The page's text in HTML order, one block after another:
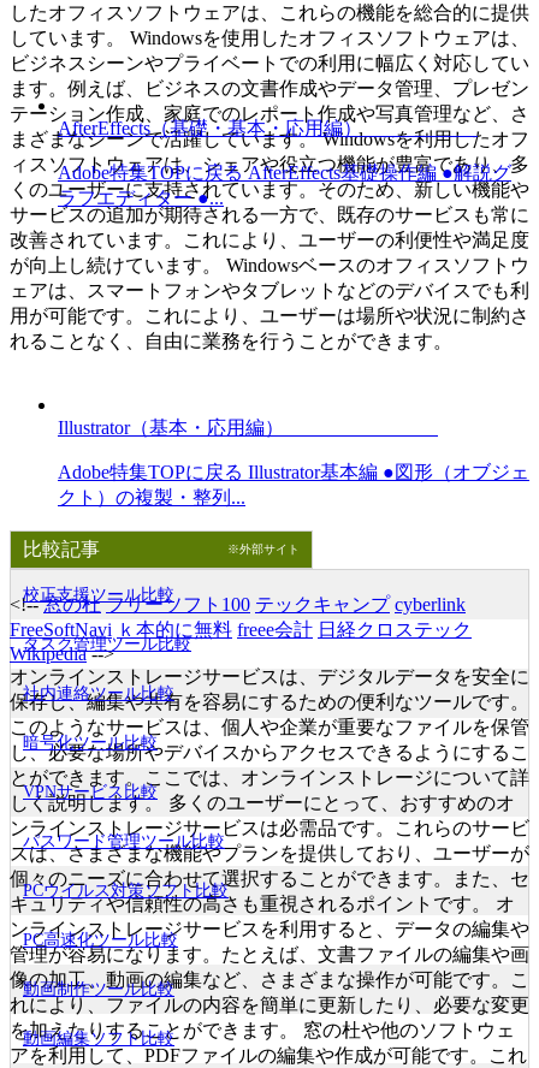
したオフィスソフトウェアは、これらの機能を総合的に提供
しています。 Windowsを使用したオフィスソフトウェアは、
ビジネスシーンやプライベートでの利用に幅広く対応してい
ます。例えば、ビジネスの文書作成やデータ管理、プレゼン
テーション作成、家庭でのレポート作成や写真管理など、さ
まざまなシーンで活躍しています。 Windowsを利用したオフ
ィスソフトウェアは、シェアや役立つ機能が豊富であり、多
くのユーザーに支持されています。そのため、新しい機能や
サービスの追加が期待される一方で、既存のサービスも常に
改善されています。これにより、ユーザーの利便性や満足度
が向上し続けています。 Windowsベースのオフィスソフトウ
ェアは、スマートフォンやタブレットなどのデバイスでも利
用が可能です。これにより、ユーザーは場所や状況に制約さ
れることなく、自由に業務を行うことができます。
<!--窓の杜 フリーソフト100 テックキャンプ cyberlink
FreeSoftNavi ｋ本的に無料 freee会計 日経クロステック
Wikipedia-->
オンラインストレージサービスは、デジタルデータを安全に
保存し、編集や共有を容易にするための便利なツールです。
このようなサービスは、個人や企業が重要なファイルを保管
し、必要な場所やデバイスからアクセスできるようにするこ
とができます。ここでは、オンラインストレージについて詳
しく説明します。 多くのユーザーにとって、おすすめのオ
ンラインストレージサービスは必需品です。これらのサービ
スは、さまざまな機能やプランを提供しており、ユーザーが
個々のニーズに合わせて選択することができます。また、セ
キュリティや信頼性の高さも重視されるポイントです。 オ
ンラインストレージサービスを利用すると、データの編集や
管理が容易になります。たとえば、文書ファイルの編集や画
像の加工、動画の編集など、さまざまな操作が可能です。こ
れにより、ファイルの内容を簡単に更新したり、必要な変更
を加えたりすることができます。 窓の杜や他のソフトウェ
アを利用して、PDFファイルの編集や作成が可能です。これ
AfterEffects（基礎・基本・応用編）
Adobe特集TOPに戻る AfterEffects基礎操作編 ●解説グ
ラフエディター ●...
Illustrator（基本・応用編）
Adobe特集TOPに戻る Illustrator基本編 ●図形（オブジェ
クト）の複製・整列...
比較記事 ※外部サイト
校正支援ツール比較
タスク管理ツール比較
社内連絡ツール比較
暗号化ツール比較
VPNサービス比較
パスワード管理ツール比較
PCウイルス対策ソフト比較
PC高速化ツール比較
動画制作ツール比較
動画編集ソフト比較